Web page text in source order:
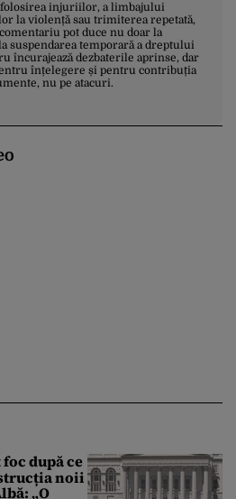
folosirea injuriilor, a limbajului
la violență sau trimiterea repetată,
pot duce nu doar la
suspendarea temporară a dreptului
încurajează dezbaterile aprinse, dar
înțelegere și pentru contribuția
nu pe atacuri.
după ce
noii
„O